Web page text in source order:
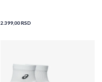
2.399,00RSD